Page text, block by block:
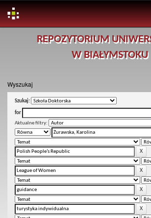
REPOZYTORIUM
W BIAŁYMSTOKU
Wyszukaj
Szukaj:
for
Aktualne filtry: